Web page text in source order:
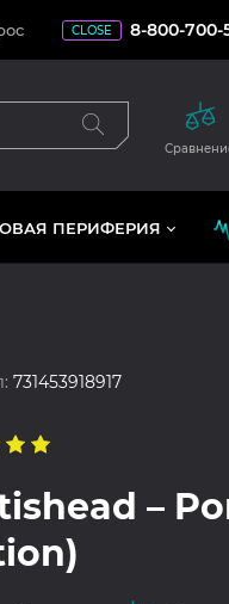
CLOSE 8-800-700-
ПЕРИФЕРИЯ
731453918917
–